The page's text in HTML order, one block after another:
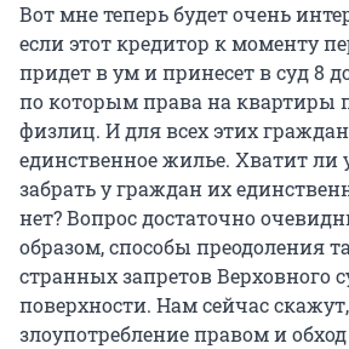
Вот мне теперь будет очень
если этот кредитор к моменту
придет в ум и принесет в суд 8
по которым права на квартиры
физлиц. И для всех этих граждан
единственное жилье. Хватит ли
забрать у граждан их
нет? Вопрос достаточно
образом, способы преодоления
странных запретов Верховного
поверхности. Нам сейчас
злоупотребление правом и